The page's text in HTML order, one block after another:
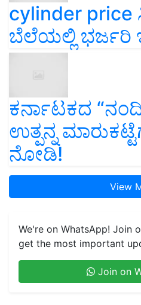
cylinder
ಬೆಲೆಯಲ್ಲಿ ಭರ್ಜರಿ
ಕರ್ನಾಟಕದ
ಉತ್ಪನ್ನ
ನೋಡಿ!
View
We're on WhatsApp! Join
get the most important
Join on